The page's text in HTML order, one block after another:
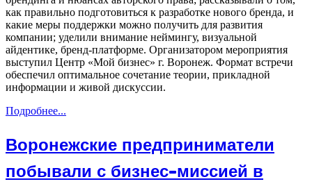
как правильно подготовиться к разработке нового бренда, и
какие меры поддержки можно получить для развития
компании; уделили внимание неймингу, визуальной
айдентике, бренд-платформе. Организатором мероприятия
выступил Центр «Мой бизнес» г. Воронеж. Формат встречи
обеспечил оптимальное сочетание теории, прикладной
информации и живой дискуссии.
Подробнее...
Воронежские предприниматели
побывали с бизнес-миссией в